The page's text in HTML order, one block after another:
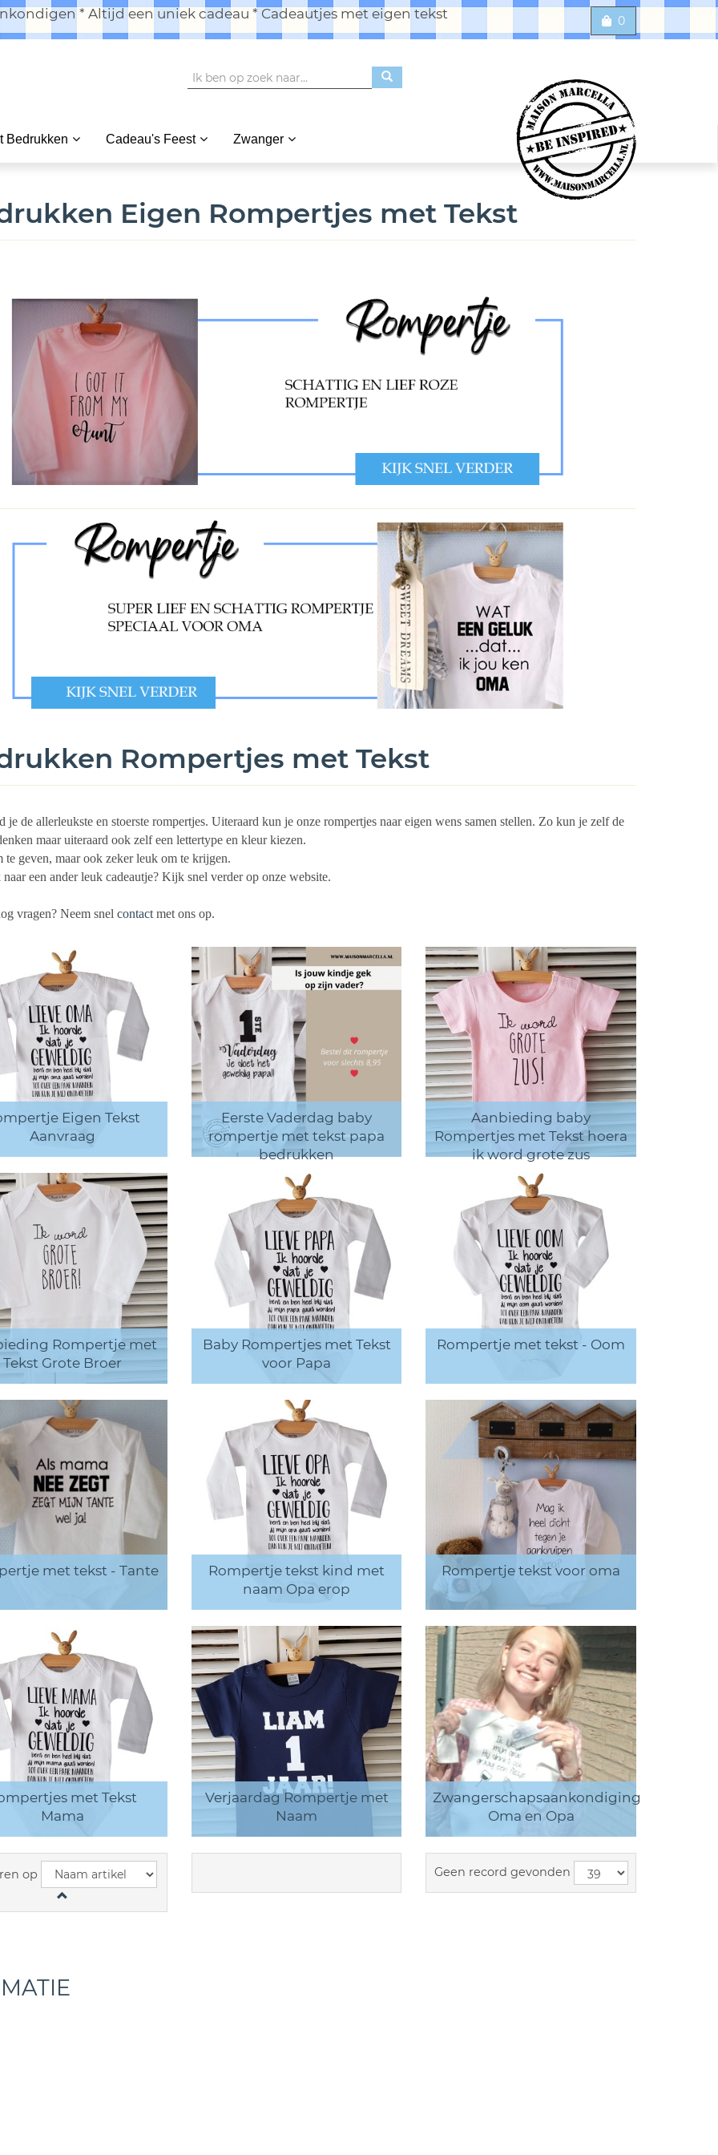
* Altijd een uniek cadeau * Cadeautjes met eigen tekst 0
Bedrukken Cadeau's Feest Zwanger
Eigen Rompertjes met Tekst
Rompertjes met Tekst
je de allerleukste en stoerste rompertjes. Uiteraard kun je onze rompertjes naar eigen wens samen stellen. Zo kun je zelf de
maar uiteraard ook zelf een lettertype en kleur kiezen.
te geven, maar ook zeker leuk om te krijgen.
een ander leuk cadeautje? Kijk snel verder op onze website.
vragen? Neem snel contactmet ons op.
Eigen Tekst
Aanvraag
Eerste Vaderdag baby
rompertje met tekst papa
bedrukken
Aanbieding baby
Rompertjes met Tekst hoera
ik word grote zus
Rompertje met
Tekst Grote Broer
Baby Rompertjes met Tekst
voor Papa
Rompertje met tekst - Oom
met tekst - Tante
Rompertje tekst kind met
naam Opa erop
Rompertje tekst voor oma
met Tekst
Mama
Verjaardag Rompertje met
Naam
Zwangerschapsaankondiging
Oma en Opa
op Geen record gevonden